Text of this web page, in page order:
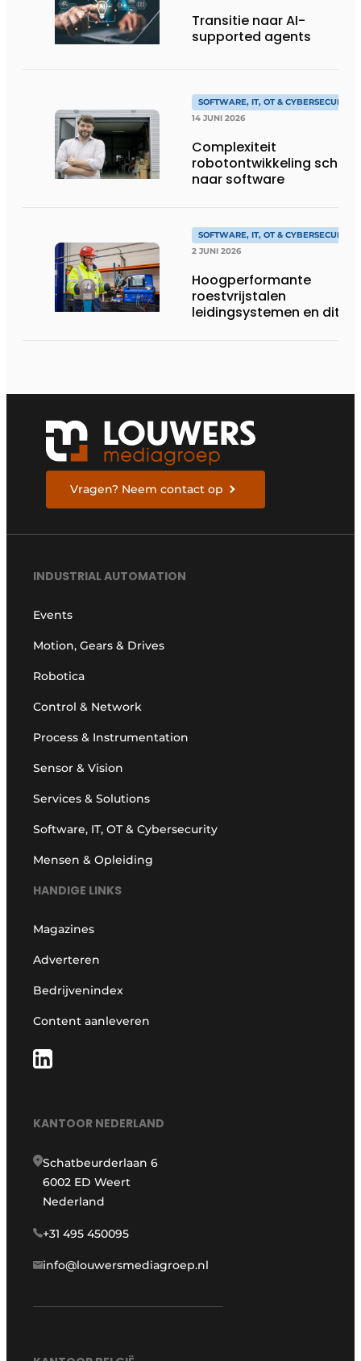
Transitie naar AI-
supported agents
SOFTWARE, IT, OT & CYBERSECURITY
14 JUNI 2026
Complexiteit
robotontwikkeling schuift
naar software
SOFTWARE, IT, OT & CYBERSECURITY
2 JUNI 2026
Hoogperformante
roestvrijstalen
leidingsystemen en dito
Vragen? Neem contact op
INDUSTRIAL AUTOMATION
Events
Motion, Gears & Drives
Robotica
Control & Network
Process & Instrumentation
Sensor & Vision
Services & Solutions
Software, IT, OT & Cybersecurity
Mensen & Opleiding
HANDIGE LINKS
Magazines
Adverteren
Bedrijvenindex
Content aanleveren
KANTOOR NEDERLAND
Schatbeurderlaan 6
6002 ED Weert
Nederland
+31 495 450095
info@louwersmediagroep.nl